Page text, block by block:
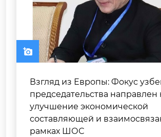
Взгляд из Европы: Фокус
председательства направлен
улучшение экономической
составляющей и
рамках ШОС